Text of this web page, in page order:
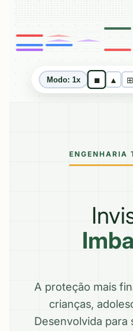
Modo: 1x ■ ▲ ⊞
ENGENHARIA
A proteção mais
crianças,
Desenvolvida para